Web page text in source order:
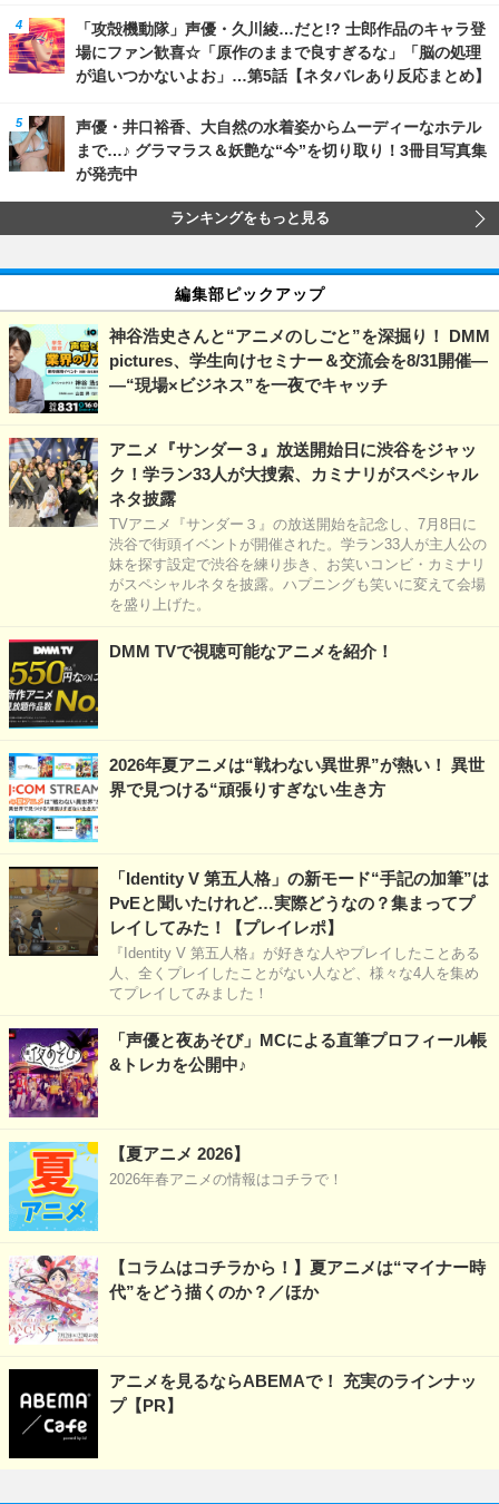
「攻殻機動隊」声優・久川綾…だと!? 士郎作品のキャラ登
場にファン歓喜☆「原作のままで良すぎるな」「脳の処理
が追いつかないよお」…第5話【ネタバレあり反応まとめ】
声優・井口裕香、大自然の水着姿からムーディーなホテル
まで…♪ グラマラス＆妖艶な“今”を切り取り！3冊目写真集
が発売中
ランキングをもっと見る
編集部ピックアップ
神谷浩史さんと“アニメのしごと”を深掘り！ DMM
pictures、学生向けセミナー＆交流会を8/31開催―
―“現場×ビジネス”を一夜でキャッチ
アニメ『サンダー３』放送開始日に渋谷をジャッ
ク！学ラン33人が大捜索、カミナリがスペシャル
ネタ披露
TVアニメ『サンダー３』の放送開始を記念し、7月8日に
渋谷で街頭イベントが開催された。学ラン33人が主人公の
妹を探す設定で渋谷を練り歩き、お笑いコンビ・カミナリ
がスペシャルネタを披露。ハプニングも笑いに変えて会場
を盛り上げた。
DMM TVで視聴可能なアニメを紹介！
2026年夏アニメは“戦わない異世界”が熱い！ 異世
界で見つける“頑張りすぎない生き方
「Identity V 第五人格」の新モード“手記の加筆”は
PvEと聞いたけれど…実際どうなの？集まってプ
レイしてみた！【プレイレポ】
『Identity V 第五人格』が好きな人やプレイしたことある
人、全くプレイしたことがない人など、様々な4人を集め
てプレイしてみました！
「声優と夜あそび」MCによる直筆プロフィール帳
&トレカを公開中♪
【夏アニメ 2026】
2026年春アニメの情報はコチラで！
【コラムはコチラから！】夏アニメは“マイナー時
代”をどう描くのか？／ほか
アニメを見るならABEMAで！ 充実のラインナッ
プ【PR】